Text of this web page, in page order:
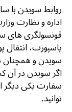
روابط سویدن با
اداره و نظارت
قونسولگری های
پاسپورت، انتقال
سویدن و همچنان
اگر سویدن در آن
سفارت یکی دیگر
توانید.